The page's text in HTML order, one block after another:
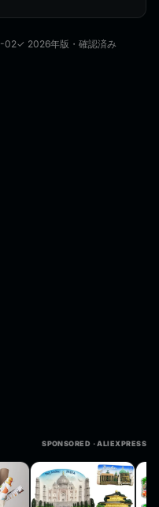
02✓ 2026年版・確認済み
SPONSORED · ALIEXPRESS